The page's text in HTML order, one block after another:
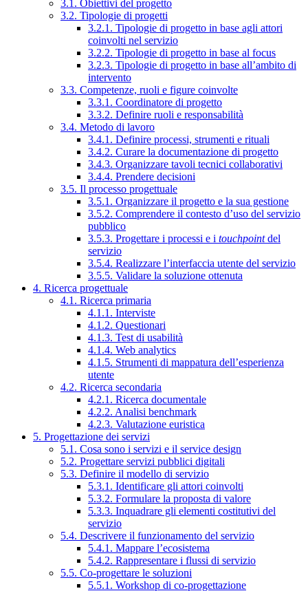
3.1. Obiettivi del progetto
3.2. Tipologie di progetti
3.2.1. Tipologie di progetto in base agli attori
coinvolti nel servizio
3.2.2. Tipologie di progetto in base al focus
3.2.3. Tipologie di progetto in base all’ambito di
intervento
3.3. Competenze, ruoli e figure coinvolte
3.3.1. Coordinatore di progetto
3.3.2. Definire ruoli e responsabilità
3.4. Metodo di lavoro
3.4.1. Definire processi, strumenti e rituali
3.4.2. Curare la documentazione di progetto
3.4.3. Organizzare tavoli tecnici collaborativi
3.4.4. Prendere decisioni
3.5. Il processo progettuale
3.5.1. Organizzare il progetto e la sua gestione
3.5.2. Comprendere il contesto d’uso del servizio
pubblico
3.5.3. Progettare i processi e i touchpointdel
servizio
3.5.4. Realizzare l’interfaccia utente del servizio
3.5.5. Validare la soluzione ottenuta
4. Ricerca progettuale
4.1. Ricerca primaria
4.1.1. Interviste
4.1.2. Questionari
4.1.3. Test di usabilità
4.1.4. Web analytics
4.1.5. Strumenti di mappatura dell’esperienza
utente
4.2. Ricerca secondaria
4.2.1. Ricerca documentale
4.2.2. Analisi benchmark
4.2.3. Valutazione euristica
5. Progettazione dei servizi
5.1. Cosa sono i servizi e il service design
5.2. Progettare servizi pubblici digitali
5.3. Definire il modello di servizio
5.3.1. Identificare gli attori coinvolti
5.3.2. Formulare la proposta di valore
5.3.3. Inquadrare gli elementi costitutivi del
servizio
5.4. Descrivere il funzionamento del servizio
5.4.1. Mappare l’ecosistema
5.4.2. Rappresentare i flussi di servizio
5.5. Co-progettare le soluzioni
5.5.1. Workshop di co-progettazione